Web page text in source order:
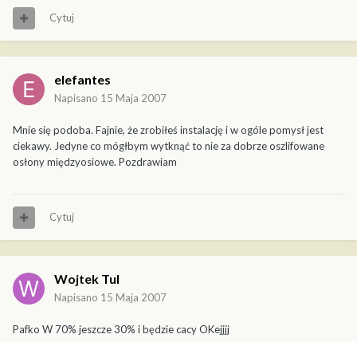
Cytuj
elefantes
Napisano 15 Maja 2007
Mnie się podoba. Fajnie, że zrobiłeś instalację i w ogóle pomysł jest
ciekawy. Jedyne co mógłbym wytknąć to nie za dobrze oszlifowane
osłony międzyosiowe. Pozdrawiam
Cytuj
Wojtek Tul
Napisano 15 Maja 2007
Pafko W 70% jeszcze 30% i będzie cacy OKejjjj